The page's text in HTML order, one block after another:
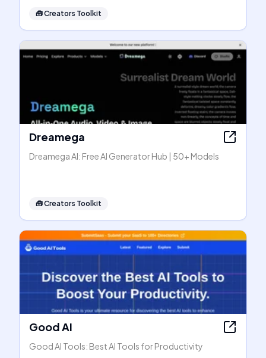
🧰Creators Toolkit
Dreamega
Dreamega AI: Free AI Generator Hub | 50+ Models
🧰Creators Toolkit
Good AI
Good AI Tools: Best AI Tools for Productivity